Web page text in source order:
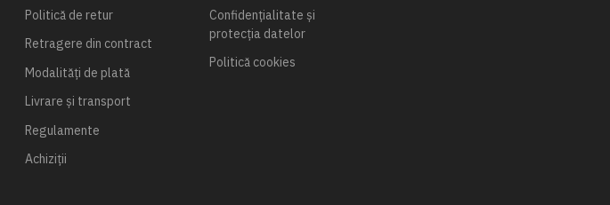
Politică de retur
Retragere din contract
Modalități de plată
Livrare și transport
Regulamente
Achiziții
Confidențialitate și
protecția datelor
Politică cookies